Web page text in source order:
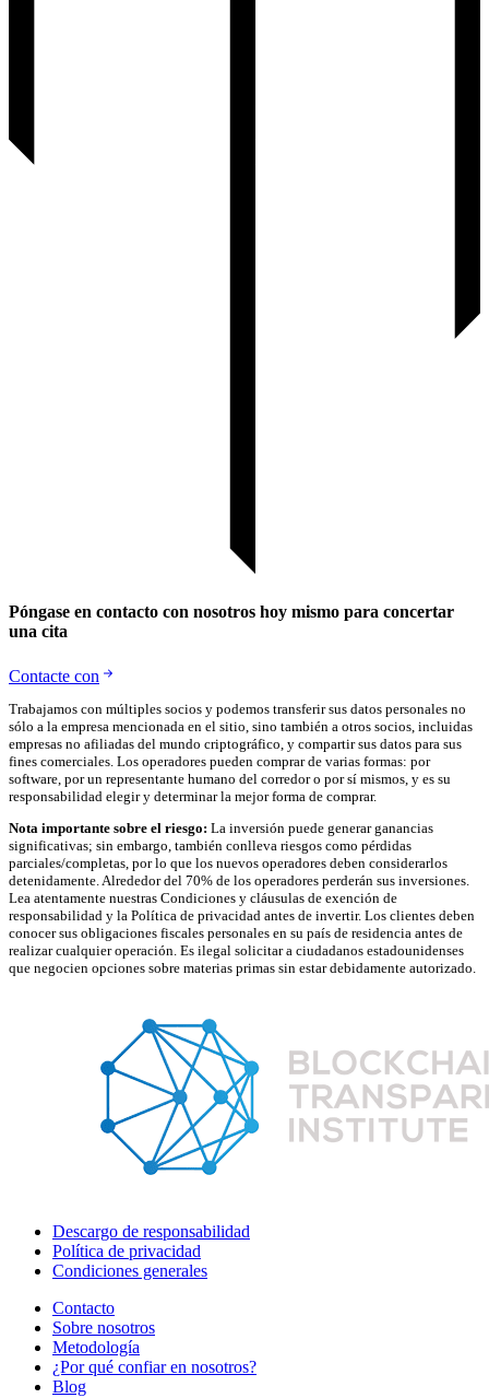
Póngase en contacto con nosotros hoy mismo para concertar
una cita
Contacte con
Trabajamos con múltiples socios y podemos transferir sus datos personales no
sólo a la empresa mencionada en el sitio, sino también a otros socios, incluidas
empresas no afiliadas del mundo criptográfico, y compartir sus datos para sus
fines comerciales. Los operadores pueden comprar de varias formas: por
software, por un representante humano del corredor o por sí mismos, y es su
responsabilidad elegir y determinar la mejor forma de comprar.
Nota importante sobre el riesgo: La inversión puede generar ganancias
significativas; sin embargo, también conlleva riesgos como pérdidas
parciales/completas, por lo que los nuevos operadores deben considerarlos
detenidamente. Alrededor del 70% de los operadores perderán sus inversiones.
Lea atentamente nuestras Condiciones y cláusulas de exención de
responsabilidad y la Política de privacidad antes de invertir. Los clientes deben
conocer sus obligaciones fiscales personales en su país de residencia antes de
realizar cualquier operación. Es ilegal solicitar a ciudadanos estadounidenses
que negocien opciones sobre materias primas sin estar debidamente autorizado.
Descargo de responsabilidad
Política de privacidad
Condiciones generales
Contacto
Sobre nosotros
Metodología
¿Por qué confiar en nosotros?
Blog